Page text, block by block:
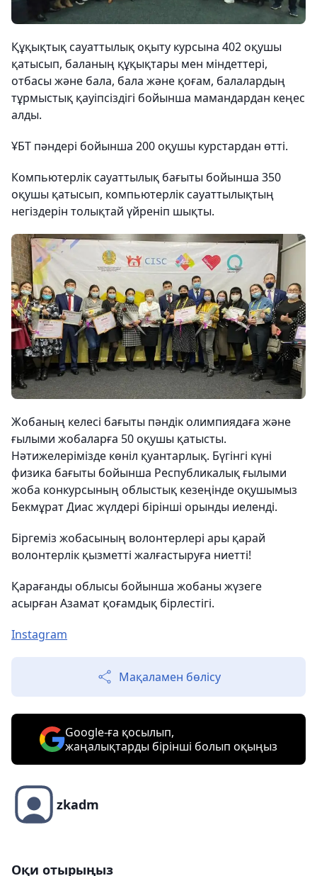
Құқықтық сауаттылық оқыту курсына 402 оқушы
қатысып, баланың құқықтары мен міндеттері,
отбасы және бала, бала және қоғам, балалардың
тұрмыстық қауіпсіздігі бойынша мамандардан кеңес
алды.
ҰБТ пәндері бойынша 200 оқушы курстардан өтті.
Компьютерлік сауаттылық бағыты бойынша 350
оқушы қатысып, компьютерлік сауаттылықтың
негіздерін толықтай үйреніп шықты.
Жобаның келесі бағыты пәндік олимпиядаға және
ғылыми жобаларға 50 оқушы қатысты.
Нәтижелерімізде көніл қуантарлық. Бүгінгі күні
физика бағыты бойынша Республикалық ғылыми
жоба конкурсының облыстық кезеңінде оқушымыз
Бекмұрат Диас жүлдері бірінші орынды иеленді.
Біргеміз жобасының волонтерлері ары қарай
волонтерлік қызметті жалғастыруға ниетті!
Қарағанды облысы бойынша жобаны жүзеге
асырған Азамат қоғамдық бірлестігі.
Instagram
Мақаламен бөлісу
Google-ға қосылып,
жаңалықтарды бірінші болып оқыңыз
zkadm
Оқи отырыңыз